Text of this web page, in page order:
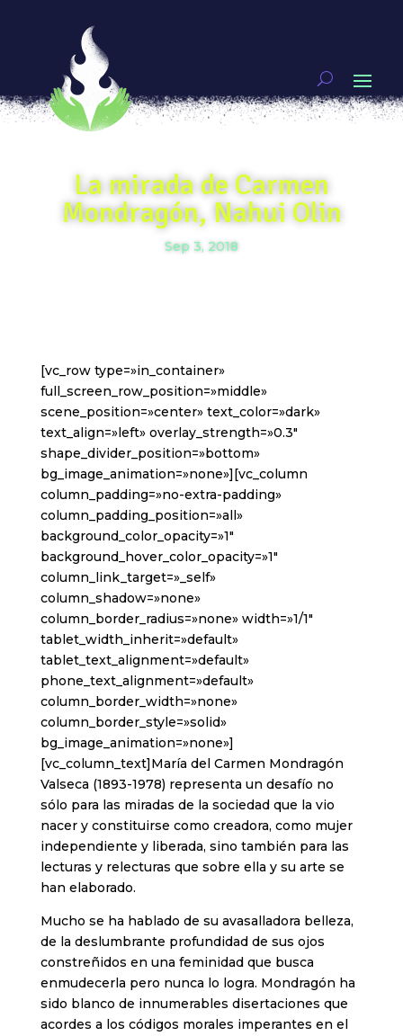
La mirada de Carmen
Mondragón, Nahui Olin
Sep 3, 2018
[vc_row type=»in_container»
full_screen_row_position=»middle»
scene_position=»center» text_color=»dark»
text_align=»left» overlay_strength=»0.3″
shape_divider_position=»bottom»
bg_image_animation=»none»][vc_column
column_padding=»no-extra-padding»
column_padding_position=»all»
background_color_opacity=»1″
background_hover_color_opacity=»1″
column_link_target=»_self»
column_shadow=»none»
column_border_radius=»none» width=»1/1″
tablet_width_inherit=»default»
tablet_text_alignment=»default»
phone_text_alignment=»default»
column_border_width=»none»
column_border_style=»solid»
bg_image_animation=»none»]
[vc_column_text]María del Carmen Mondragón
Valseca (1893-1978) representa un desafío no
sólo para las miradas de la sociedad que la vio
nacer y constituirse como creadora, como mujer
independiente y liberada, sino también para las
lecturas y relecturas que sobre ella y su arte se
han elaborado.
Mucho se ha hablado de su avasalladora belleza,
de la deslumbrante profundidad de sus ojos
constreñidos en una feminidad que busca
enmudecerla pero nunca lo logra. Mondragón ha
sido blanco de innumerables disertaciones que
acordes a los códigos morales imperantes en el